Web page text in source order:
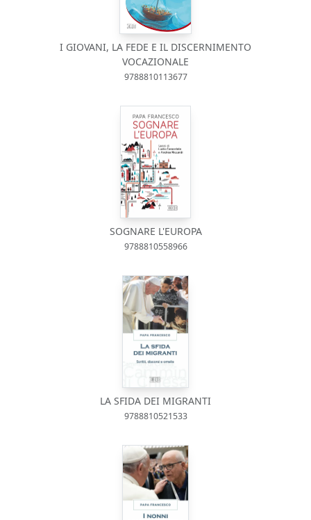
I GIOVANI, LA FEDE E IL DISCERNIMENTO
VOCAZIONALE
9788810113677
SOGNARE L'EUROPA
9788810558966
LA SFIDA DEI MIGRANTI
9788810521533